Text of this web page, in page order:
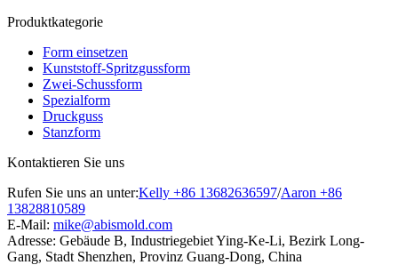
Produktkategorie
Form einsetzen
Kunststoff-Spritzgussform
Zwei-Schussform
Spezialform
Druckguss
Stanzform
Kontaktieren Sie uns
Rufen Sie uns an unter:Kelly +86 13682636597/Aaron +86
13828810589
E-Mail: mike@abismold.com
Adresse: Gebäude B, Industriegebiet Ying-Ke-Li, Bezirk Long-
Gang, Stadt Shenzhen, Provinz Guang-Dong, China